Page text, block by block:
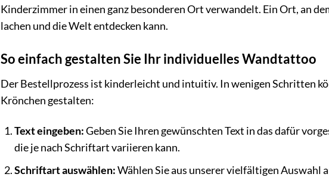
Kinderzimmer in einen ganz besonderen Ort verwandelt. Ein Ort, an
lachen und die Welt entdecken kann.
So einfach gestalten Sie Ihr individuelles Wandtattoo
Der Bestellprozess ist kinderleicht und intuitiv. In wenigen Schritten
Krönchen gestalten:
Text eingeben:Geben Sie Ihren gewünschten Text in das dafür
die je nach Schriftart variieren kann.
Schriftart auswählen:Wählen Sie aus unserer vielfältigen Auswahl